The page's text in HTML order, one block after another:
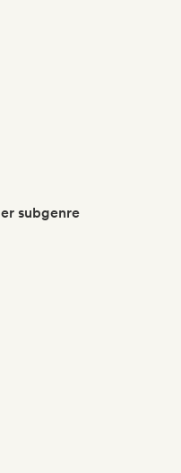
subgenre